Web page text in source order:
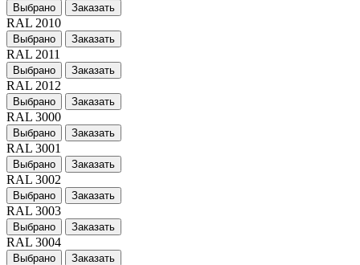
Выбрано Заказать
RAL 2010
Выбрано Заказать
RAL 2011
Выбрано Заказать
RAL 2012
Выбрано Заказать
RAL 3000
Выбрано Заказать
RAL 3001
Выбрано Заказать
RAL 3002
Выбрано Заказать
RAL 3003
Выбрано Заказать
RAL 3004
Выбрано Заказать